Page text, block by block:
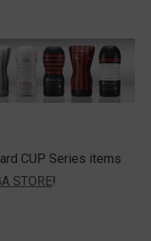
CUP Series items
STORE!